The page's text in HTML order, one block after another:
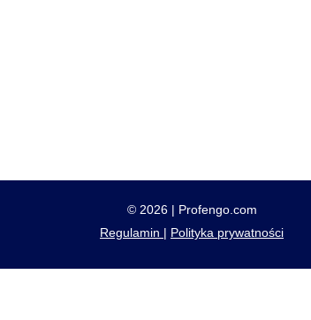
© 2026 | Profengo.com
Regulamin | Polityka prywatności